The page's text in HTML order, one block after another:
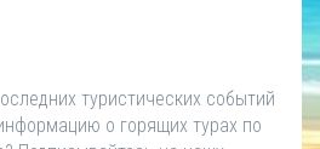
туристических событий
о горящих турах по